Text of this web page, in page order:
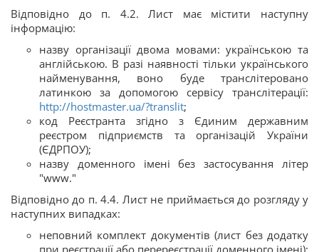
Відповідно до п. 4.2. Лист має містити наступну
інформацію:
назву організації двома мовами: українською та
англійською. В разі наявності тільки українського
найменування, воно буде транслітеровано
латинкою за допомогою сервісу транслітерації:
http://hostmaster.ua/?translit;
код Реєстранта згідно з Єдиним державним
реєстром підприємств та організацій України
(ЄДРПОУ);
назву доменного імені без застосування літер
"www."
Відповідно до п. 4.4. Лист не приймається до розгляду у
наступних випадках:
неповний комплект документів (лист без додатку
при реєстрації або перереєстрації доменного імені);